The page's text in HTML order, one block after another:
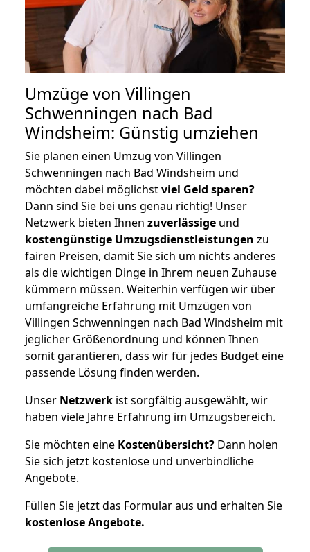
Umzüge von Villingen
Schwenningen nach Bad
Windsheim: Günstig umziehen
Sie planen einen Umzug von Villingen
Schwenningen nach Bad Windsheim und
möchten dabei möglichstviel Geld sparen?
Dann sind Sie bei uns genau richtig! Unser
Netzwerk bieten Ihnen zuverlässige und
kostengünstige Umzugsdienstleistungen zu
fairen Preisen, damit Sie sich um nichts anderes
als die wichtigen Dinge in Ihrem neuen Zuhause
kümmern müssen. Weiterhin verfügen wir über
umfangreiche Erfahrung mit Umzügen von
Villingen Schwenningen nach Bad Windsheim mit
jeglicher Größenordnung und können Ihnen
somit garantieren, dass wir für jedes Budget eine
passende Lösung finden werden.
Unser Netzwerk ist sorgfältig ausgewählt, wir
haben viele Jahre Erfahrung im Umzugsbereich.
Sie möchten eine Kostenübersicht? Dann holen
Sie sich jetzt kostenlose und unverbindliche
Angebote.
Füllen Sie jetzt das Formular aus und erhalten Sie
kostenloseAngebote.